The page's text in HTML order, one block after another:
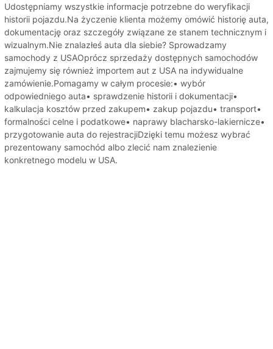
Udostępniamy wszystkie informacje potrzebne do weryfikacji
historii pojazdu.Na życzenie klienta możemy omówić historię auta,
dokumentację oraz szczegóły związane ze stanem technicznym i
wizualnym.Nie znalazłeś auta dla siebie? Sprowadzamy
samochody z USAOprócz sprzedaży dostępnych samochodów
zajmujemy się również importem aut z USA na indywidualne
zamówienie.Pomagamy w całym procesie:• wybór
odpowiedniego auta• sprawdzenie historii i dokumentacji•
kalkulacja kosztów przed zakupem• zakup pojazdu• transport•
formalności celne i podatkowe• naprawy blacharsko-lakiernicze•
przygotowanie auta do rejestracjiDzięki temu możesz wybrać
prezentowany samochód albo zlecić nam znalezienie
konkretnego modelu w USA.